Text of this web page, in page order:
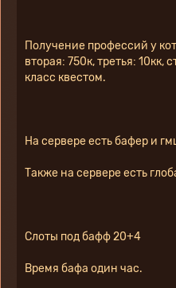
Получение профессий у
вторая: 750к, третья: 10кк,
класс квестом.
На сервере есть бафер и
Также на сервере есть
Слоты под бафф 20+4
Время бафа один час.